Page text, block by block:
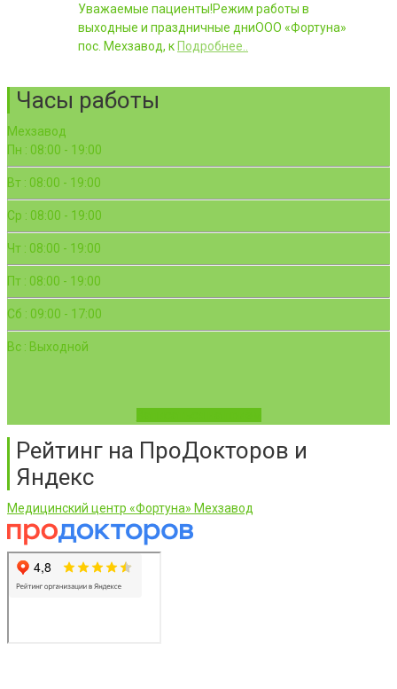
Уважаемые пациенты!Режим работы в
выходные и праздничные дниООО «Фортуна»
пос. Мехзавод, к Подробнее..
Часы работы
Мехзавод
Пн : 08:00 - 19:00
Вт : 08:00 - 19:00
Ср : 08:00 - 19:00
Чт : 08:00 - 19:00
Пт : 08:00 - 19:00
Сб : 09:00 - 17:00
Вс : Выходной
Рейтинг на ПроДокторов и
Яндекс
Медицинский центр «Фортуна» Мехзавод